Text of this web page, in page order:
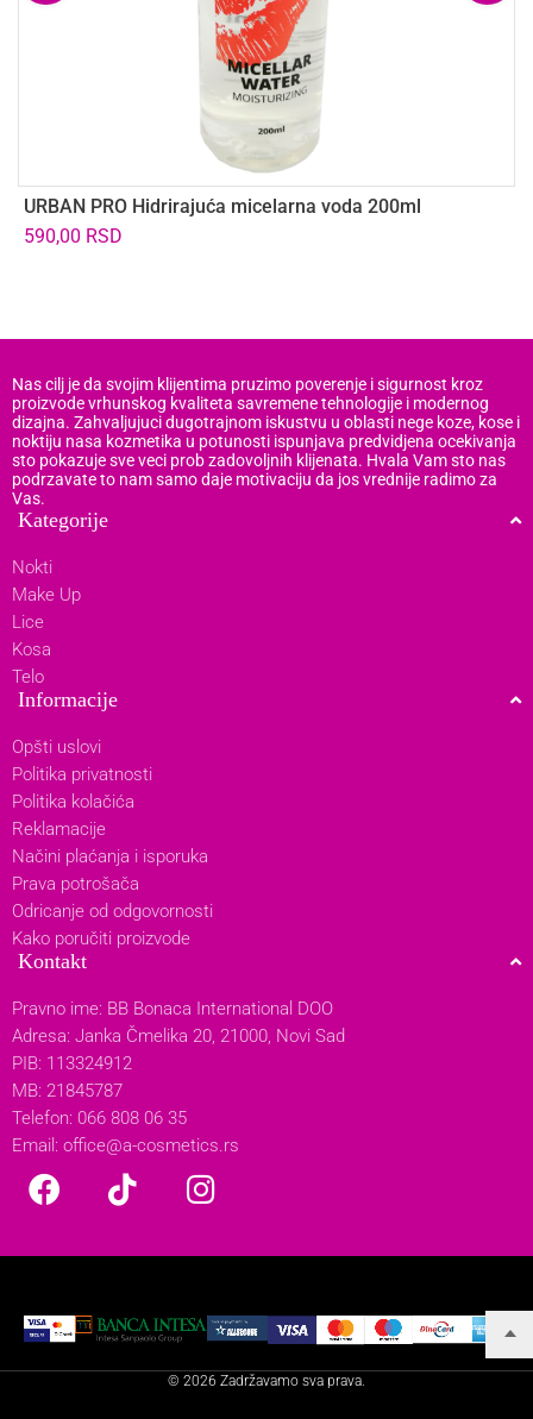
URBAN PRO Hidrirajuća micelarna voda 200ml
590,00 RSD
Nas cilj je da svojim klijentima pruzimo poverenje i sigurnost kroz
proizvode vrhunskog kvaliteta savremene tehnologije i modernog
dizajna. Zahvaljujuci dugotrajnom iskustvu u oblasti nege koze, kose i
noktiju nasa kozmetika u potunosti ispunjava predvidjena ocekivanja
sto pokazuje sve veci prob zadovoljnih klijenata. Hvala Vam sto nas
podrzavate to nam samo daje motivaciju da jos vrednije radimo za
Vas.
Kategorije
Nokti
Make Up
Lice
Kosa
Telo
Informacije
Opšti uslovi
Politika privatnosti
Politika kolačića
Reklamacije
Načini plaćanja i isporuka
Prava potrošača
Odricanje od odgovornosti
Kako poručiti proizvode
Kontakt
Pravno ime: BB Bonaca International DOO
Adresa: Janka Čmelika 20, 21000, Novi Sad
PIB: 113324912
MB: 21845787
Telefon: 066 808 06 35
Email: office@a-cosmetics.rs
© 2026 Zadržavamo sva prava.